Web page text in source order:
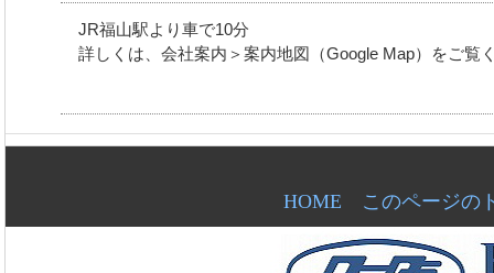
JR福山駅より車で10分
詳しくは、会社案内＞案内地図（Google Map）をご覧
HOME このページの